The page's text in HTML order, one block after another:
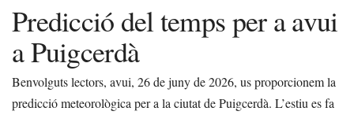
Predicció del temps per a avui
a Puigcerdà
Benvolguts lectors, avui, 26 de juny de 2026, us proporcionem la
predicció meteorològica per a la ciutat de Puigcerdà. L’estiu es fa